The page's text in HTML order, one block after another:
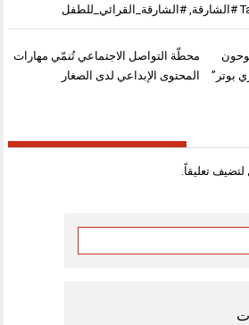
#الشارقة ,#الشارقة_القرائي_للطفل
محطّة التواصل الاجتماعي تُنمّي مهارات
المحتوى الإبداعي لدى الصغار
بوتر”
لتضيف تعليقاً.